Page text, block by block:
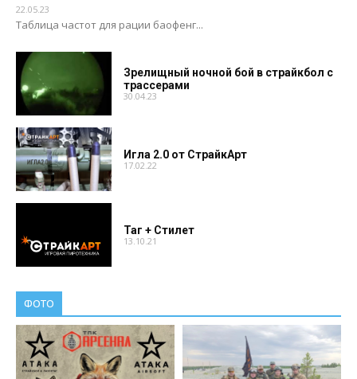
22.05.23
Таблица частот для рации баофенг...
Зрелищный ночной бой в страйкбол с
трассерами
30.04.23
Игла 2.0 от СтрайкАрт
17.02.22
Таг + Стилет
13.10.21
ФОТО